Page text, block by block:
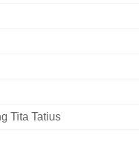
Tita Tatius